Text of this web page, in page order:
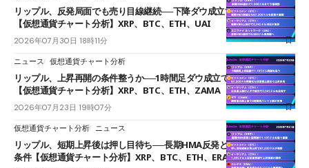
リップル、反発局面でも売り目線継続──下降ダウ成立で下値追う展開
【仮想通貨チャート分析】XRP、BTC、ETH、UAI
2026年07月30日 18時11分
ニュース 仮想通貨チャート分析
リップル、上昇再開の条件整うか──1時間足ダウ成立で1.185ドルを狙う
【仮想通貨チャート分析】XRP、BTC、ETH、ZAMA
2026年07月23日 19時07分
仮想通貨チャート分析 ニュース
リップル、短期上昇後は押し目待ち──長期HMA反発と雲上抜けが買い
条件【仮想通貨チャート分析】XRP、BTC、ETH、ERA